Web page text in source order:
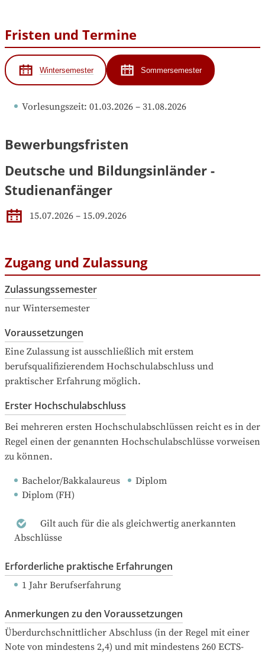
Fristen und Termine
Wintersemester Sommersemester
Vorlesungszeit: 01.03.2026 – 31.08.2026
Bewerbungsfristen
Deutsche und Bildungsinländer -
Studienanfänger
15.07.2026 – 15.09.2026
Zugang und Zulassung
Zulassungssemester
nur Wintersemester
Voraussetzungen
Eine Zulassung ist ausschließlich mit erstem
berufsqualifizierendem Hochschulabschluss und
praktischer Erfahrung möglich.
Erster Hochschulabschluss
Bei mehreren ersten Hochschulabschlüssen reicht es in der
Regel einen der genannten Hochschulabschlüsse vorweisen
zu können.
Bachelor/Bakkalaureus
Diplom
Diplom (FH)
Gilt auch für die als gleichwertig anerkannten
Abschlüsse
Erforderliche praktische Erfahrungen
1 Jahr Berufserfahrung
Anmerkungen zu den Voraussetzungen
Überdurchschnittlicher Abschluss (in der Regel mit einer
Note von mindestens 2,4) und mit mindestens 260 ECTS-